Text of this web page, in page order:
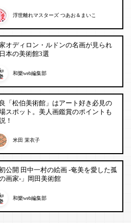
浮世離れマスターズ つあお＆まいこ
オディロン・ルドンの名画が見られ
本の美術館3選
和樂web編集部
「松伯美術館」はアート好き必見の
スポット。美人画鑑賞のポイントも
！
米田 茉衣子
初公開 田中一村の絵画 -奄美を愛した孤
画家-」岡田美術館
和樂web編集部